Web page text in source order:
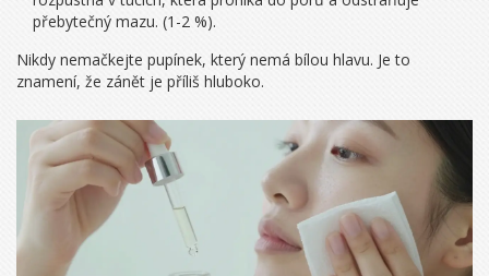
přebytečný mazu. (1-2 %).
Nikdy nemačkejte pupínek, který nemá bílou hlavu. Je to
znamení, že zánět je příliš hluboko.